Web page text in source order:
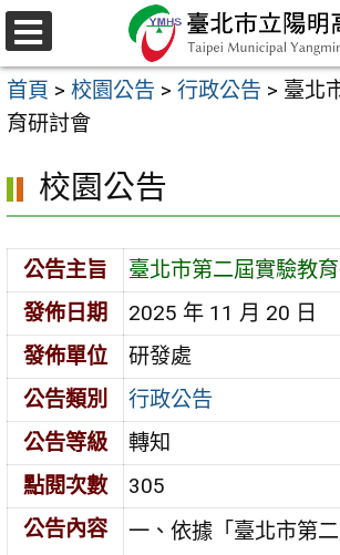
跳
至
主
要
容
區
選
單
首頁 > 校園公告 > 行政公告 > 臺北
育研討會
校園公告
公告主旨
臺北市第二屆實驗教
發佈日期
2025 年 11 月 20 日
發佈單位
研發處
公告類別
行政公告
公告等級
轉知
點閱次數
305
公告內容
一、依據「臺北市第